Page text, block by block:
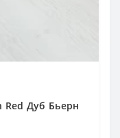
Дуб Бьерн